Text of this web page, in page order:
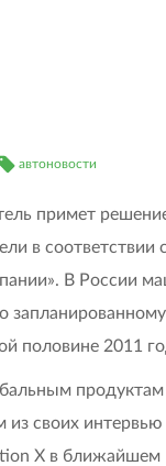
автоновости
примет
в соответствии
В России
запланированному
половине 2011
продуктам
своих интервью
X в ближайшем